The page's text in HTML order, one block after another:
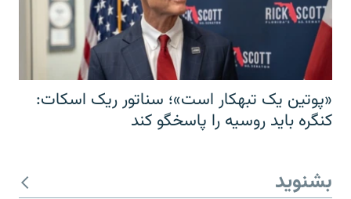
«پوتین یک تبهکار است»؛ سناتور ریک اسکات:
کنگره باید روسیه را پاسخگو کند
بشنوید